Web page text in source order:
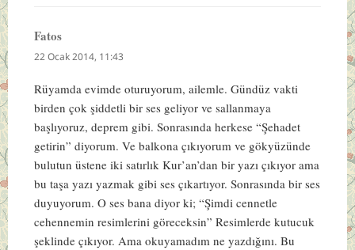
Fatosdedi
ki:
22 Ocak 2014, 11:43
Rüyamda evimde oturuyorum, ailemle. Gündüz vakti
birden çok şiddetli bir ses geliyor ve sallanmaya
başlıyoruz, deprem gibi. Sonrasında herkese “Şehadet
getirin” diyorum. Ve balkona çıkıyorum ve gökyüzünde
bulutun üstene iki satırlık Kur’an’dan bir yazı çıkıyor ama
bu taşa yazı yazmak gibi ses çıkartıyor. Sonrasında bir ses
duyuyorum. O ses bana diyor ki; “Şimdi cennetle
cehennemin resimlerini göreceksin” Resimlerde kutucuk
şeklinde çıkıyor. Ama okuyamadım ne yazdığını. Bu